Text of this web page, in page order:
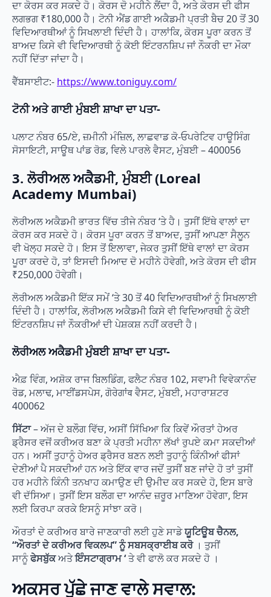
ਦਾ ਕੋਰਸ ਕਰ ਸਕਦੇ ਹੋ। ਕੋਰਸ ਦੋ ਮਹੀਨੇ ਲੈਂਦਾ ਹੈ, ਅਤੇ ਕੋਰਸ ਦੀ ਫੀਸ
ਲਗਭਗ ₹180,000 ਹੈ। ਟੋਨੀ ਐਂਡ ਗਾਈ ਅਕੈਡਮੀ ਪ੍ਰਤੀ ਬੈਚ 20 ਤੋਂ 30
ਵਿਦਿਆਰਥੀਆਂ ਨੂੰ ਸਿਖਲਾਈ ਦਿੰਦੀ ਹੈ। ਹਾਲਾਂਕਿ, ਕੋਰਸ ਪੂਰਾ ਕਰਨ ਤੋਂ
ਬਾਅਦ ਕਿਸੇ ਵੀ ਵਿਦਿਆਰਥੀ ਨੂੰ ਕੋਈ ਇੰਟਰਨਸ਼ਿਪ ਜਾਂ ਨੌਕਰੀ ਦਾ ਮੌਕਾ
ਨਹੀਂ ਦਿੱਤਾ ਜਾਂਦਾ ਹੈ।
ਵੈੱਬਸਾਈਟ:- https://www.toniguy.com/
ਟੋਨੀ ਅਤੇ ਗਾਈ ਮੁੰਬਈ ਸ਼ਾਖਾ ਦਾ ਪਤਾ-
ਪਲਾਟ ਨੰਬਰ 65/ਏ, ਜ਼ਮੀਨੀ ਮੰਜ਼ਿਲ, ਲਾਛਵਾਡ ਕੋ-ਓਪਰੇਟਿਵ ਹਾਊਸਿੰਗ
ਸੋਸਾਇਟੀ, ਸਾਊਥ ਪਾਂਡ ਰੋਡ, ਵਿਲੇ ਪਾਰਲੇ ਵੈਸਟ, ਮੁੰਬਈ – 400056
3. ਲੋਰੀਅਲ ਅਕੈਡਮੀ, ਮੁੰਬਈ (Loreal
Academy Mumbai)
ਲੋਰੀਅਲ ਅਕੈਡਮੀ ਭਾਰਤ ਵਿੱਚ ਤੀਜੇ ਨੰਬਰ ‘ਤੇ ਹੈ। ਤੁਸੀਂ ਇੱਥੇ ਵਾਲਾਂ ਦਾ
ਕੋਰਸ ਕਰ ਸਕਦੇ ਹੋ। ਕੋਰਸ ਪੂਰਾ ਕਰਨ ਤੋਂ ਬਾਅਦ, ਤੁਸੀਂ ਆਪਣਾ ਸੈਲੂਨ
ਵੀ ਖੋਲ੍ਹ ਸਕਦੇ ਹੋ। ਇਸ ਤੋਂ ਇਲਾਵਾ, ਜੇਕਰ ਤੁਸੀਂ ਇੱਥੇ ਵਾਲਾਂ ਦਾ ਕੋਰਸ
ਪੂਰਾ ਕਰਦੇ ਹੋ, ਤਾਂ ਇਸਦੀ ਮਿਆਦ ਦੋ ਮਹੀਨੇ ਹੋਵੇਗੀ, ਅਤੇ ਕੋਰਸ ਦੀ ਫੀਸ
₹250,000 ਹੋਵੇਗੀ।
ਲੋਰੀਅਲ ਅਕੈਡਮੀ ਇੱਕ ਸਮੇਂ ‘ਤੇ 30 ਤੋਂ 40 ਵਿਦਿਆਰਥੀਆਂ ਨੂੰ ਸਿਖਲਾਈ
ਦਿੰਦੀ ਹੈ। ਹਾਲਾਂਕਿ, ਲੋਰੀਅਲ ਅਕੈਡਮੀ ਕਿਸੇ ਵੀ ਵਿਦਿਆਰਥੀ ਨੂੰ ਕੋਈ
ਇੰਟਰਨਸ਼ਿਪ ਜਾਂ ਨੌਕਰੀਆਂ ਦੀ ਪੇਸ਼ਕਸ਼ ਨਹੀਂ ਕਰਦੀ ਹੈ।
ਲੋਰੀਅਲ ਅਕੈਡਮੀ ਮੁੰਬਈ ਸ਼ਾਖਾ ਦਾ ਪਤਾ-
ਐਫ਼ ਵਿੰਗ, ਅਸ਼ੋਕ ਰਾਜ ਬਿਲਡਿੰਗ, ਫਲੈਟ ਨੰਬਰ 102, ਸਵਾਮੀ ਵਿਵੇਕਾਨੰਦ
ਰੋਡ, ਮਲਾਢ, ਮਾਈਂਡਸਪੇਸ, ਗੋਰੇਗਾਂव ਵੈਸਟ, ਮੁੰਬਈ, ਮਹਾਰਾਸ਼ਟਰ
400062
ਸਿੱਟਾ– ਅੱਜ ਦੇ ਬਲੌਗ ਵਿੱਚ, ਅਸੀਂ ਸਿੱਖਿਆ ਕਿ ਕਿਵੇਂ ਔਰਤਾਂ ਹੇਅਰ
ਡ੍ਰੈਸਰ ਵਜੋਂ ਕਰੀਅਰ ਬਣਾ ਕੇ ਪ੍ਰਤੀ ਮਹੀਨਾ ਲੱਖਾਂ ਰੁਪਏ ਕਮਾ ਸਕਦੀਆਂ
ਹਨ। ਅਸੀਂ ਤੁਹਾਨੂੰ ਹੇਅਰ ਡ੍ਰੈਸਰ ਬਣਨ ਲਈ ਤੁਹਾਨੂੰ ਕਿੰਨੀਆਂ ਫੀਸਾਂ
ਦੇਣੀਆਂ ਪੈ ਸਕਦੀਆਂ ਹਨ ਅਤੇ ਇੱਕ ਵਾਰ ਜਦੋਂ ਤੁਸੀਂ ਬਣ ਜਾਂਦੇ ਹੋ ਤਾਂ ਤੁਸੀਂ
ਹਰ ਮਹੀਨੇ ਕਿੰਨੀ ਤਨਖਾਹ ਕਮਾਉਣ ਦੀ ਉਮੀਦ ਕਰ ਸਕਦੇ ਹੋ, ਇਸ ਬਾਰੇ
ਵੀ ਦੱਸਿਆ। ਤੁਸੀਂ ਇਸ ਬਲੌਗ ਦਾ ਆਨੰਦ ਜ਼ਰੂਰ ਮਾਣਿਆ ਹੋਵੇਗਾ, ਇਸ
ਲਈ ਕਿਰਪਾ ਕਰਕੇ ਇਸਨੂੰ ਸਾਂਝਾ ਕਰੋ।
ਔਰਤਾਂ ਦੇ ਕਰੀਅਰ ਬਾਰੇ ਜਾਣਕਾਰੀ ਲਈ ਹੁਣੇ ਸਾਡੇਯੂਟਿਊਬ ਚੈਨਲ,
“ਔਰਤਾਂ ਦੇ ਕਰੀਅਰ ਵਿਕਲਪ” ਨੂੰਸਬਸਕ੍ਰਾਈਬ ਕਰੋ। ਤੁਸੀਂ
ਸਾਨੂੰਫੇਸਬੁੱਕਅਤੇਇੰਸਟਾਗ੍ਰਾਮ ‘ਤੇ ਵੀ ਫਾਲੋ ਕਰ ਸਕਦੇ ਹੋ ।
ਅਕਸਰ ਪੁੱਛੇ ਜਾਣ ਵਾਲੇ ਸਵਾਲ: